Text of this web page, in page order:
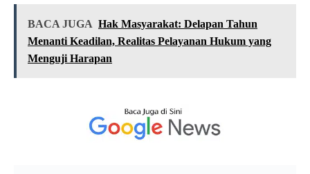
BACA JUGA Hak Masyarakat: Delapan Tahun
Menanti Keadilan, Realitas Pelayanan Hukum yang
Menguji Harapan